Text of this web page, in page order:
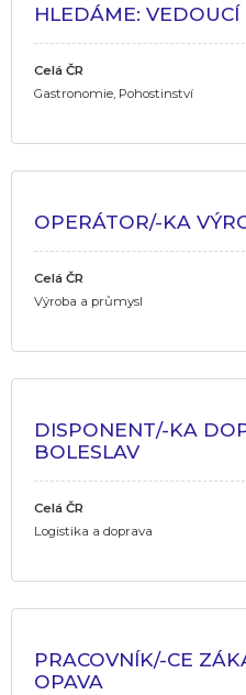
HLEDÁME: VEDOUCÍ
Celá ČR
Gastronomie, Pohostinství
OPERÁTOR/-KA
Celá ČR
Výroba a průmysl
DISPONENT/-KA
BOLESLAV
Celá ČR
Logistika a doprava
PRACOVNÍK/-CE
OPAVA